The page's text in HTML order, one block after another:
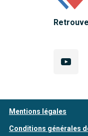
Mentions légales
Conditions générales